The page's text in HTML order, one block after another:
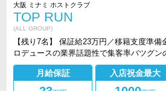
大阪 ミナミ ホストクラブ
TOP RUN
(ALL GROUP)
【残り7名】 保証給23万円／移籍支度準
ロデュースの業界話題性で集客率バツグン
月給保証 入店祝金最大